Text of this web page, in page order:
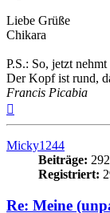
Liebe Grüße
Chikara
P.S.: So, jetzt
Der Kopf ist rund,
Francis Picabia
Micky1244
Beiträge:
Registriert:
Re: Meine